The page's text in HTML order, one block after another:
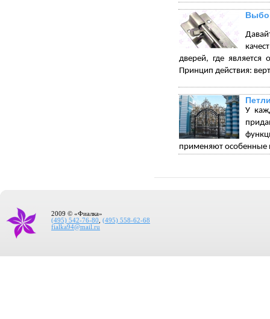
дверей, где является
Принцип действия:
У
применяют особенные
2009 © «Фиалка»
(495) 542-76-80
(495) 558-62-68
fialka94@mail.ru